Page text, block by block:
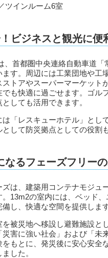
ツインルーム6室
ビジネスと観光に便
、首都圏中央連絡自動車道
す。周辺には工業団地や工
トアやスーパーマーケット
も快適に過ごせます。ゴル
しても活用できます。
「レスキューホテル」とし
して防災拠点としての役割
なるフェーズフリー
ズは、建築用コンテナモジ
13m2の室内には、ベッド
し、快適な空間を提供します
被災地へ移設し避難施設と
害に強い社会」および「未
もとに、発災後に安心安全
した。